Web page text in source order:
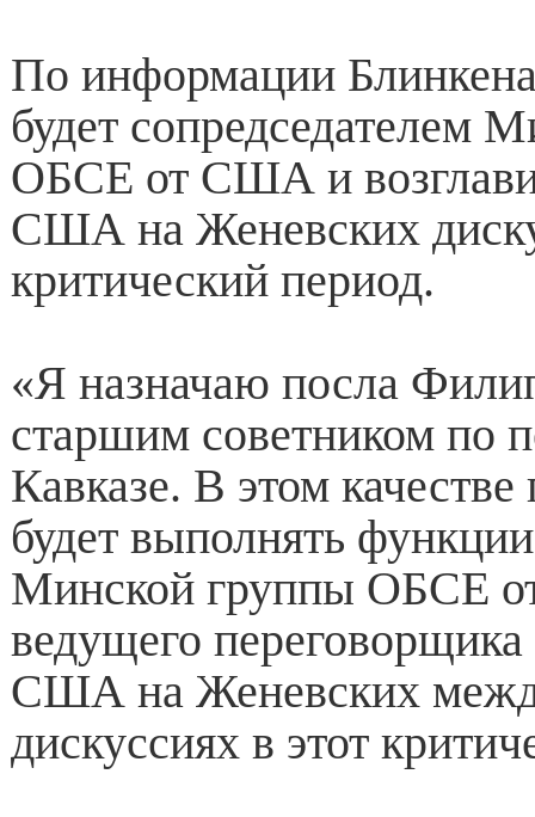
По информации
будет сопредседателем
ОБСЕ от США и
США на Женевских
критический период.
«Я назначаю посла
старшим советником по
Кавказе. В этом
будет выполнять
Минской группы ОБСЕ
ведущего переговорщика
США на Женевских
дискуссиях в этот